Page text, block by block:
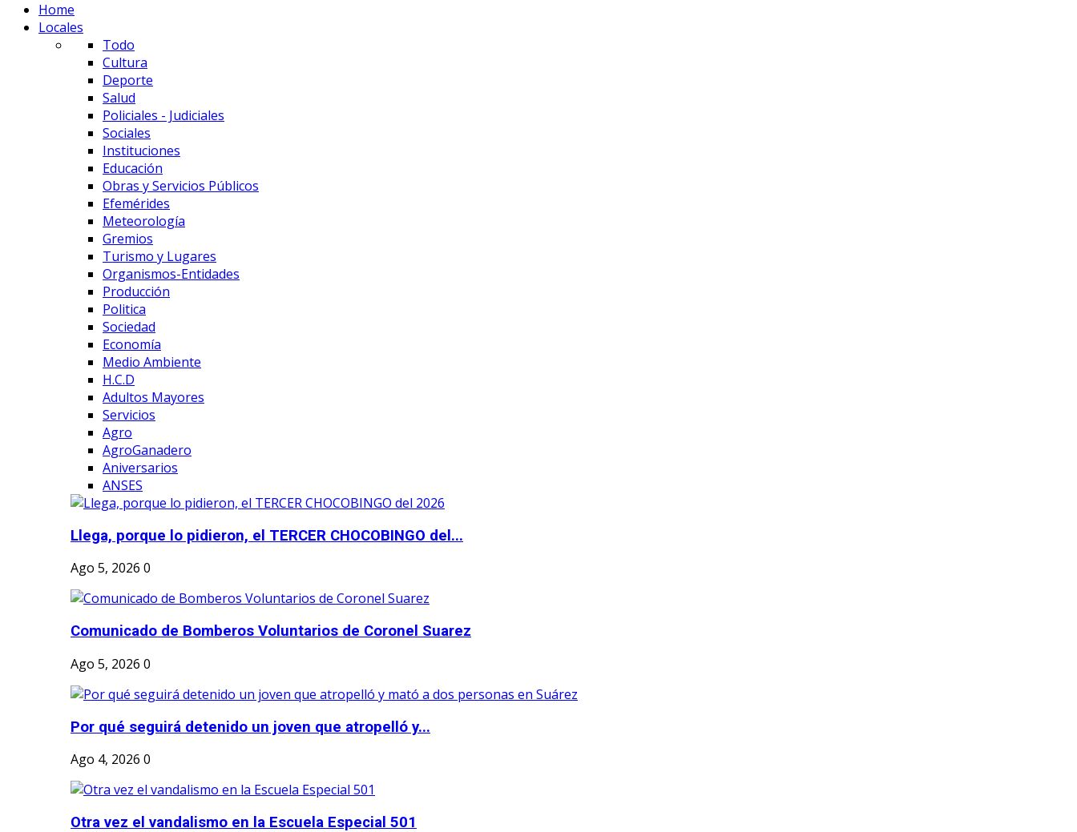
Home
Locales
Todo
Cultura
Deporte
Salud
Policiales - Judiciales
Sociales
Instituciones
Educación
Obras y Servicios Públicos
Efemérides
Meteorología
Gremios
Turismo y Lugares
Organismos-Entidades
Producción
Politica
Sociedad
Economía
Medio Ambiente
H.C.D
Adultos Mayores
Servicios
Agro
AgroGanadero
Aniversarios
ANSES
Llega, porque lo pidieron, el TERCER CHOCOBINGO del...
Ago 5, 2026 0
Comunicado de Bomberos Voluntarios de Coronel Suarez
Ago 5, 2026 0
Por qué seguirá detenido un joven que atropelló y...
Ago 4, 2026 0
Otra vez el vandalismo en la Escuela Especial 501